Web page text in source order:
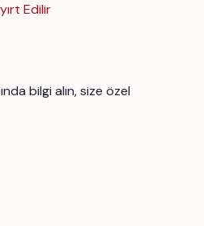
Edilir
bilgi alın, size özel